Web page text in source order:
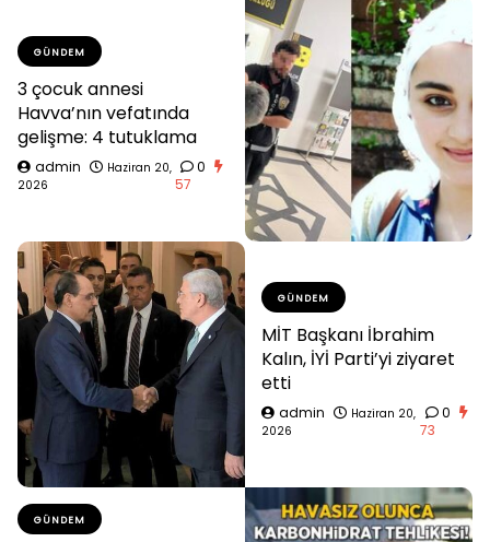
GÜNDEM
3 çocuk annesi
Havva’nın vefatında
gelişme: 4 tutuklama
admin
Haziran 20,
2026
0
57
GÜNDEM
MİT Başkanı İbrahim
Kalın, İYİ Parti’yi ziyaret
etti
admin
Haziran 20,
2026
0
73
GÜNDEM